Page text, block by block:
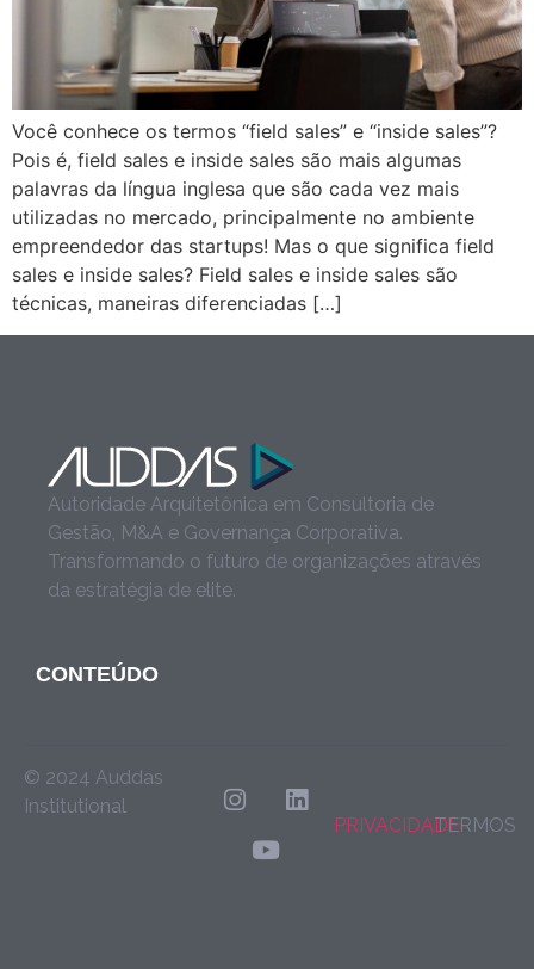
Você conhece os termos “field sales” e “inside sales”?
Pois é, field sales e inside sales são mais algumas
palavras da língua inglesa que são cada vez mais
utilizadas no mercado, principalmente no ambiente
empreendedor das startups! Mas o que significa field
sales e inside sales? Field sales e inside sales são
técnicas, maneiras diferenciadas […]
Autoridade Arquitetônica em Consultoria de
Gestão, M&A e Governança Corporativa.
Transformando o futuro de organizações através
da estratégia de elite.
CONTEÚDO
© 2024 Auddas
Institutional
PRIVACIDADETERMOS